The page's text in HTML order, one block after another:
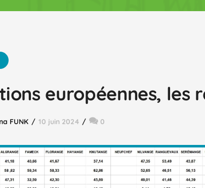
européennes, les
FUNK 10 juin 2024 0